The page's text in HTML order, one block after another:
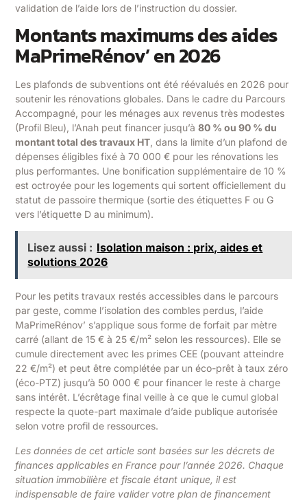
validation de l’aide lors de l’instruction du dossier.
Montants maximums des aides
MaPrimeRénov’ en 2026
Les plafonds de subventions ont été réévalués en 2026 pour
soutenir les rénovations globales. Dans le cadre du Parcours
Accompagné, pour les ménages aux revenus très modestes
(Profil Bleu), l’Anah peut financer jusqu’à80 % ou 90 % du
montant total des travaux HT , dans la limite d’un plafond de
dépenses éligibles fixé à 70 000 € pour les rénovations les
plus performantes. Une bonification supplémentaire de 10 %
est octroyée pour les logements qui sortent officiellement du
statut de passoire thermique (sortie des étiquettes F ou G
vers l’étiquette D au minimum).
Lisez aussi : Isolation maison : prix, aides et
solutions 2026
Pour les petits travaux restés accessibles dans le parcours
par geste, comme l’isolation des combles perdus, l’aide
MaPrimeRénov’ s’applique sous forme de forfait par mètre
carré (allant de 15 € à 25 €/m² selon les ressources). Elle se
cumule directement avec les primes CEE (pouvant atteindre
22 €/m²) et peut être complétée par un éco-prêt à taux zéro
(éco-PTZ) jusqu’à 50 000 € pour financer le reste à charge
sans intérêt. L’écrêtage final veille à ce que le cumul global
respecte la quote-part maximale d’aide publique autorisée
selon votre profil de ressources.
Les données de cet article sont basées sur les décrets de
finances applicables en France pour l’année 2026. Chaque
situation immobilière et fiscale étant unique, il est
indispensable de faire valider votre plan de financement